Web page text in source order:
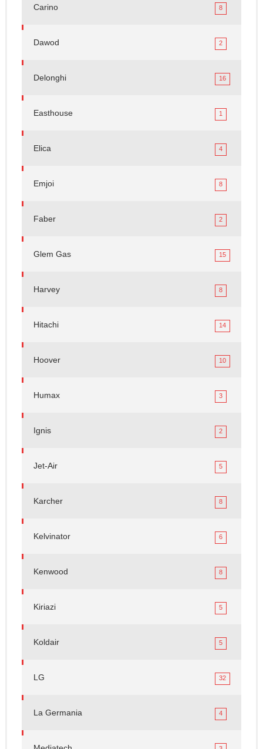
Carino 8
Dawod 2
Delonghi 16
Easthouse 1
Elica 4
Emjoi 8
Faber 2
Glem Gas 15
Harvey 8
Hitachi 14
Hoover 10
Humax 3
Ignis 2
Jet-Air 5
Karcher 8
Kelvinator 6
Kenwood 8
Kiriazi 5
Koldair 5
LG 32
La Germania 4